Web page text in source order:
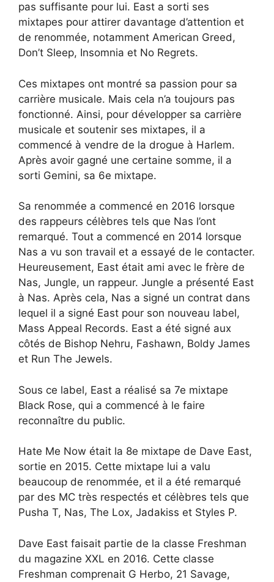
pas suffisante pour lui. East a sorti ses
mixtapes pour attirer davantage d’attention et
de renommée, notamment American Greed,
Don’t Sleep, Insomnia et No Regrets.
Ces mixtapes ont montré sa passion pour sa
carrière musicale. Mais cela n’a toujours pas
fonctionné. Ainsi, pour développer sa carrière
musicale et soutenir ses mixtapes, il a
commencé à vendre de la drogue à Harlem.
Après avoir gagné une certaine somme, il a
sorti Gemini, sa 6e mixtape.
Sa renommée a commencé en 2016 lorsque
des rappeurs célèbres tels que Nas l’ont
remarqué. Tout a commencé en 2014 lorsque
Nas a vu son travail et a essayé de le contacter.
Heureusement, East était ami avec le frère de
Nas, Jungle, un rappeur. Jungle a présenté East
à Nas. Après cela, Nas a signé un contrat dans
lequel il a signé East pour son nouveau label,
Mass Appeal Records. East a été signé aux
côtés de Bishop Nehru, Fashawn, Boldy James
et Run The Jewels.
Sous ce label, East a réalisé sa 7e mixtape
Black Rose, qui a commencé à le faire
reconnaître du public.
Hate Me Now était la 8e mixtape de Dave East,
sortie en 2015. Cette mixtape lui a valu
beaucoup de renommée, et il a été remarqué
par des MC très respectés et célèbres tels que
Pusha T, Nas, The Lox, Jadakiss et Styles P.
Dave East faisait partie de la classe Freshman
du magazine XXL en 2016. Cette classe
Freshman comprenait G Herbo, 21 Savage,